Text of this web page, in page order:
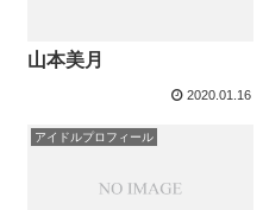
山本美月
2020.01.16
アイドルプロフィール